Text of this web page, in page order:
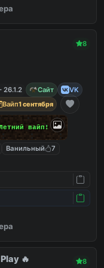
8
26.1.2 Сайт
VK
Вайп1 сентября
вайп!
Ванильный
7
🔥 8